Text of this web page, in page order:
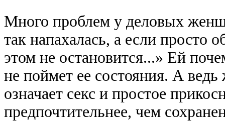
Много проблем у деловых
так напахалась, а если просто
этом не остановится...» Ей
не поймет ее состояния. А ведь
означает секс и простое
предпочтительнее, чем